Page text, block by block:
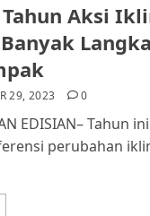
Aksi
29, 2023 0
EDISIAN– Tahun
perubahan